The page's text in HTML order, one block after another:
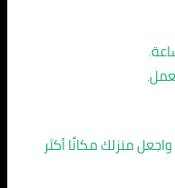
واجعل منزلك مكانًا أكثر